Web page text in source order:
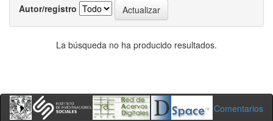
Autor/registro
La búsqueda no ha producido resultados.
Comentarios